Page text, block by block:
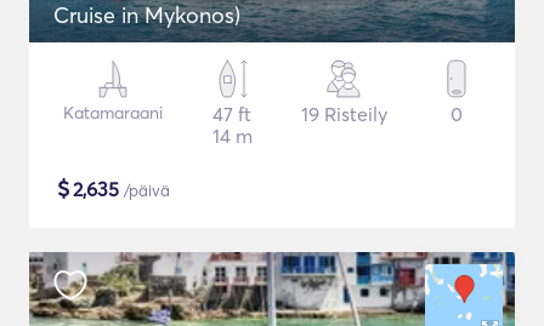
Cruise in Mykonos)
Katamaraani
47 ft
14 m
19 Risteily 0
$2,635 /päivä